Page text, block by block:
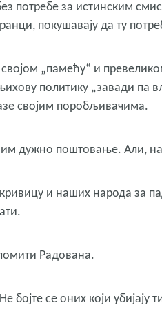
потребе за истинским
покушавају да ту
„памећу“ и
политику „завади па
својим поробљивачима.
дужно поштовање. Али,
и наших народа за
Радована.
бојте се оних који убијају